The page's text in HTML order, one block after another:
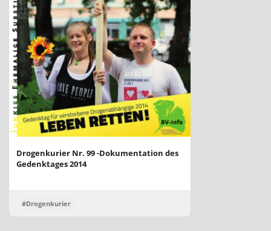
Drogenkurier Nr. 99 -Dokumentation des
Gedenktages 2014
#Drogenkurier